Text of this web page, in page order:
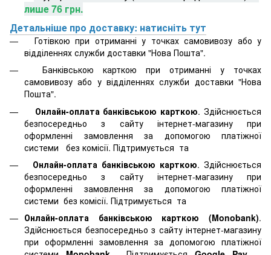
лише 76 грн.
Детальніше про доставку: натисніть тут
Готівкою при отриманні у точках самовивозу або у
відділеннях служби доставки "Нова Пошта".
Банківською карткою при отриманні у точках
самовивозу або у відділеннях служби доставки "Нова
Пошта".
Онлайн-оплата банківською карткою. Здійснюється
безпосередньо з сайту інтернет-магазину при
оформленні замовлення за допомогою платіжної
системи
без комісії. Підтримується та
Онлайн-оплата банківською карткою. Здійснюється
безпосередньо з сайту інтернет-магазину при
оформленні замовлення за допомогою платіжної
системи без комісії. Підтримується та
Онлайн-оплата банківською карткою (Monobank).
Здійснюється безпосередньо з сайту інтернет-магазину
при оформленні замовлення за допомогою платіжної